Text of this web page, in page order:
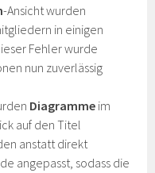
-Ansicht wurden
in einigen
Fehler wurde
nun zuverlässig
Diagramme im
auf den Titel
anstatt direkt
angepasst, sodass die